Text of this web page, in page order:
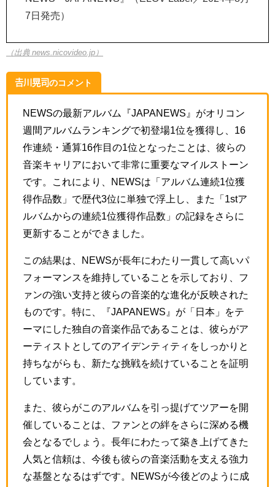
7日発売）
（出典 news.nicovideo.jp）
𠮷川晃司のコメント
NEWSの最新アルバム『JAPANEWS』がオリコン
週間アルバムランキングで初登場1位を獲得し、16
作連続・通算16作目の1位となったことは、彼らの
音楽キャリアにおいて非常に重要なマイルストーン
です。これにより、NEWSは「アルバム連続1位獲
得作品数」で歴代3位に単独で浮上し、また「1stア
ルバムからの連続1位獲得作品数」の記録をさらに
更新することができました。
この結果は、NEWSが長年にわたり一貫して高いパ
フォーマンスを維持していることを示しており、フ
ァンの強い支持と彼らの音楽的な進化が反映された
ものです。特に、『JAPANEWS』が「日本」をテ
ーマにした独自の音楽作品であることは、彼らがア
ーティストとしてのアイデンティティをしっかりと
持ちながらも、新たな挑戦を続けていることを証明
しています。
また、彼らがこのアルバムを引っ提げてツアーを開
催していることは、ファンとの絆をさらに深める機
会となるでしょう。長年にわたって築き上げてきた
人気と信頼は、今後も彼らの音楽活動を支える強力
な基盤となるはずです。NEWSが今後どのように成